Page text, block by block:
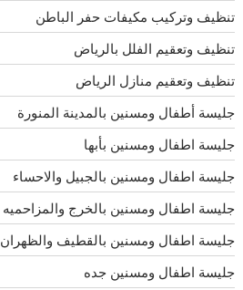
تنظيف وتركيب مكيفات حفر الباطن
تنظيف وتعقيم الفلل بالرياض
تنظيف وتعقيم منازل الرياض
جليسة أطفال ومسنين بالمدينة المنورة
جليسة اطفال ومسنين بأبها
جليسة اطفال ومسنين بالجبيل والاحساء
جليسة اطفال ومسنين بالخرج والمزاحميه
جليسة اطفال ومسنين بالقطيف والظهران
جليسة اطفال ومسنين جده